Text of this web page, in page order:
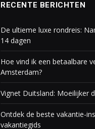
RECENTE BERICHTEN
De ultieme luxe rondreis:
14 dagen
Hoe vind ik een betaalbare
Amsterdam?
Vignet Duitsland: Moeilijker
Ontdek de beste vakantie-
vakantiegids